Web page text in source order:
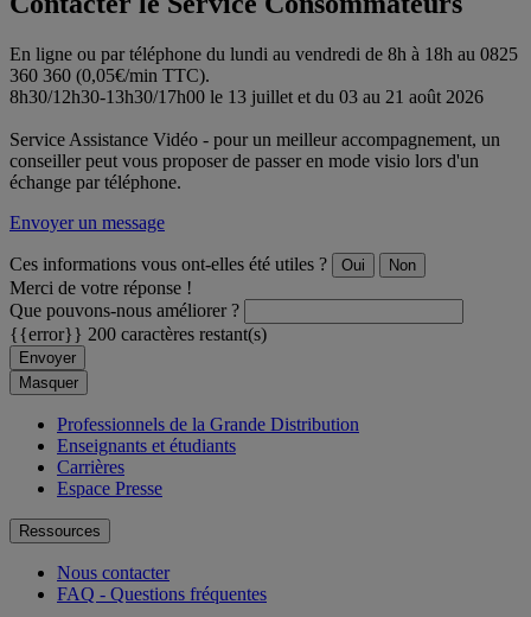
En ligne ou par téléphone du lundi au vendredi de 8h à 18h au 0825
360 360 (0,05€/min TTC).
8h30/12h30-13h30/17h00 le 13 juillet et du 03 au 21 août 2026
Service Assistance Vidéo - pour un meilleur accompagnement, un
conseiller peut vous proposer de passer en mode visio lors d'un
échange par téléphone.
Envoyer un message
Ces informations vous ont-elles été utiles ? Oui Non
Merci de votre réponse !
Que pouvons-nous améliorer ?
{{error}} 200 caractères restant(s)
Envoyer
Masquer
Professionnels de la Grande Distribution
Enseignants et étudiants
Carrières
Espace Presse
Ressources
Nous contacter
FAQ - Questions fréquentes